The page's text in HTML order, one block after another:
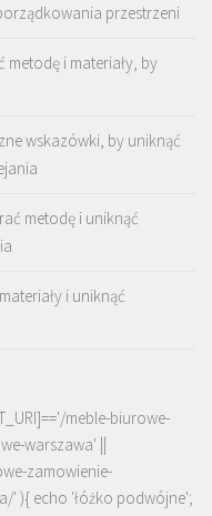
przestrzeni
metodę i materiały, by
wskazówki, by uniknąć
metodę i uniknąć
i uniknąć
meble-biurowe-
warszawa' ||
zamowienie-
' ){ echo 'łóżko podwójne';